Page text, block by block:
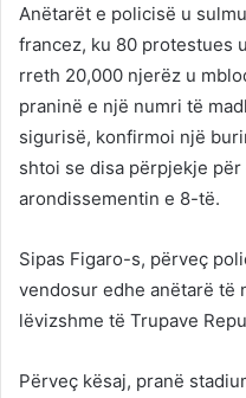
Anëtarët e policisë u
francez, ku 80 protestues
rreth 20,000 njerëz u
praninë e një numri të
sigurisë, konfirmoi një
shtoi se disa përpjekje
arondissementin e 8-të.
Sipas Figaro-s, përveç
vendosur edhe anëtarë të
lëvizshme të Trupave
Përveç kësaj, pranë